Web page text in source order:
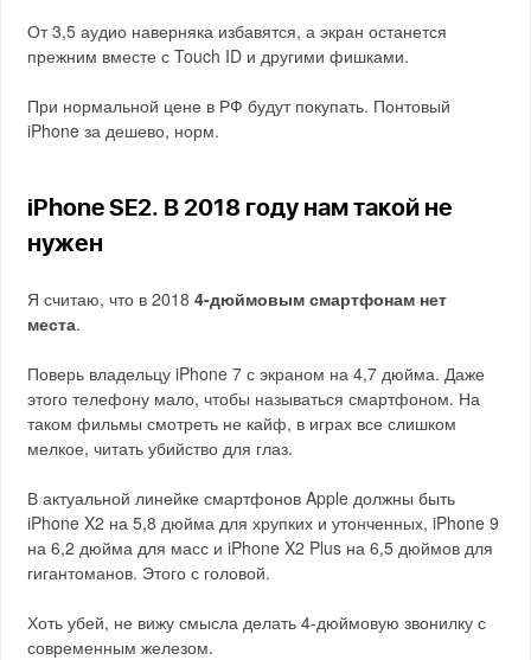
От 3,5 аудио наверняка избавятся, а экран останется
прежним вместе с Touch ID и другими фишками.
При нормальной цене в РФ будут покупать. Понтовый
iPhone за дешево, норм.
iPhone SE2. В 2018 году нам такой не
нужен
Я считаю, что в 20184-дюймовым смартфонам нет
места.
Поверь владельцу iPhone 7 с экраном на 4,7 дюйма. Даже
этого телефону мало, чтобы называться смартфоном. На
таком фильмы смотреть не кайф, в играх все слишком
мелкое, читать убийство для глаз.
В актуальной линейке смартфонов Apple должны быть
iPhone X2 на 5,8 дюйма для хрупких и утонченных, iPhone 9
на 6,2 дюйма для масс и iPhone X2 Plus на 6,5 дюймов для
гигантоманов. Этого с головой.
Хоть убей, не вижу смысла делать 4-дюймовую звонилку с
современным железом.